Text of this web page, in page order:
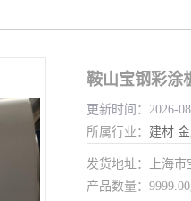
鞍山宝钢彩涂
更新时间：2026-
所属行业： 建材
发货地址：上海市
产品数量：